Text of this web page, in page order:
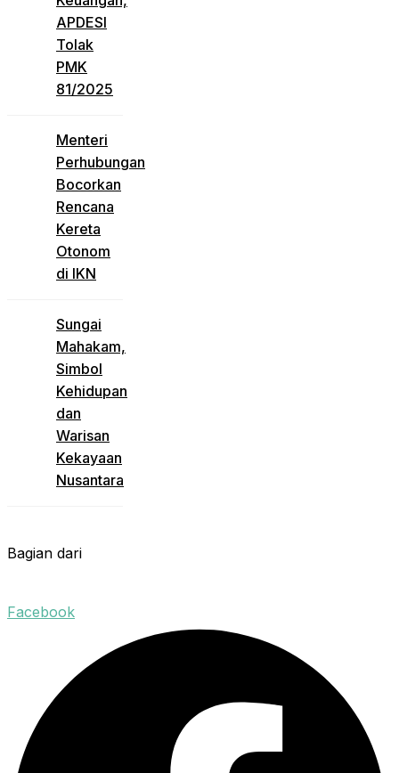
APDESI
Tolak
PMK
81/2025
Menteri
Perhubungan
Bocorkan
Rencana
Kereta
Otonom
di IKN
Sungai
Mahakam,
Simbol
Kehidupan
dan
Warisan
Kekayaan
Nusantara
Bagian dari
Facebook